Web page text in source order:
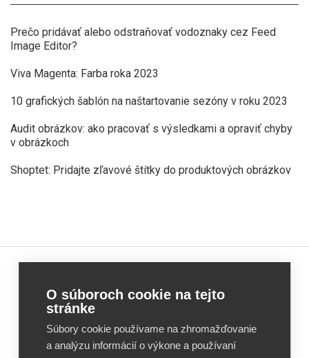
Prečo pridávať alebo odstraňovať vodoznaky cez Feed
Image Editor?
Viva Magenta: Farba roka 2023
10 grafických šablón na naštartovanie sezóny v roku 2023
Audit obrázkov: ako pracovať s výsledkami a opraviť chyby
v obrázkoch
Shoptet: Pridajte zľavové štítky do produktových obrázkov
Image
Reviews
Image
Reviews
O súboroch cookie na tejto
stránke
Súbory cookie používame na zhromažďovanie
a analýzu informácií o výkone a používaní